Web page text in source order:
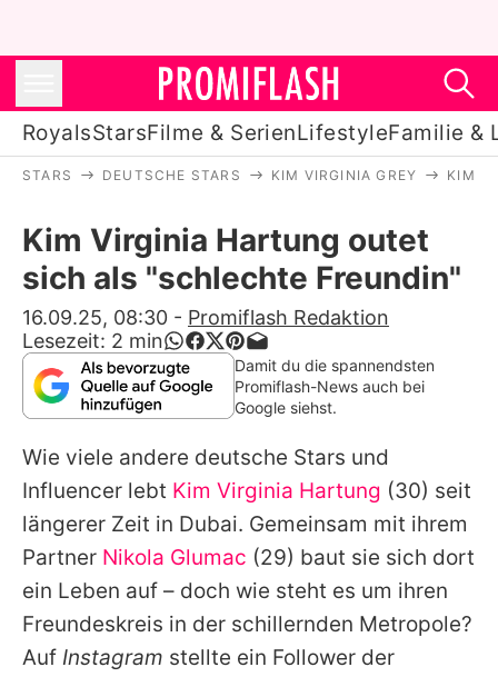
RoyalsStarsFilme & SerienLifestyleFamilie &
Stars
Filme & Serien
Lifestyle
Familie & Liebe
Alle Themen auf Promiflash
Jobs
App runterladen
Team
STARS DEUTSCHE STARS KIM VIRGINIA GREY KIM
Kim Virginia Hartung outet
sich als "schlechte Freundin"
16.09.25, 08:30 - Promiflash Redaktion
Lesezeit: 2 min
Damit du die spannendsten
Promiflash-News auch bei
Google siehst.
Wie viele andere deutsche Stars und
Influencer lebt Kim Virginia Hartung (30) seit
längerer Zeit in Dubai. Gemeinsam mit ihrem
Partner Nikola Glumac (29) baut sie sich dort
ein Leben auf – doch wie steht es um ihren
Freundeskreis in der schillernden Metropole?
Auf Instagram stellte ein Follower der